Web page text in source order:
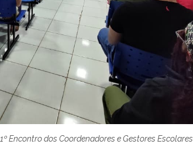
1º Encontro dos Coordenadores e Gestores Escolares